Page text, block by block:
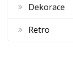
Dekorace
Retro